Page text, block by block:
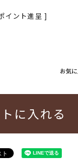
イント進呈 ]
お気
に入れる